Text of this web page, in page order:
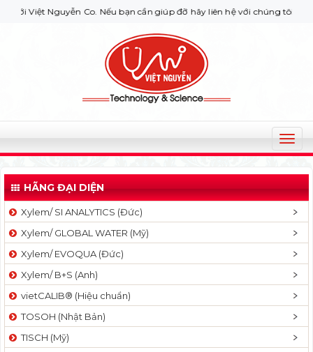
Việt Nguyễn Co. Nếu bạn cần giúp đỡ hãy liên hệ với chúng tôi qua
T
o
g
l
v
a
t
HÃNG ĐẠI DIỆN
Xylem/ SI ANALYTICS (Đức)
Xylem/ GLOBAL WATER (Mỹ)
Xylem/ EVOQUA (Đức)
Xylem/ B+S (Anh)
vietCALIB® (Hiệu chuẩn)
TOSOH (Nhật Bản)
TISCH (Mỹ)